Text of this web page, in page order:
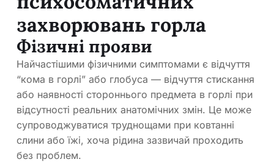
захворювань горла
Фізичні прояви
Найчастішими фізичними симптомами є відчуття
“кома в горлі” або глобуса — відчуття стискання
або наявності стороннього предмета в горлі при
відсутності реальних анатомічних змін. Це може
супроводжуватися труднощами при ковтанні
слини або їжі, хоча рідина зазвичай проходить
без проблем.